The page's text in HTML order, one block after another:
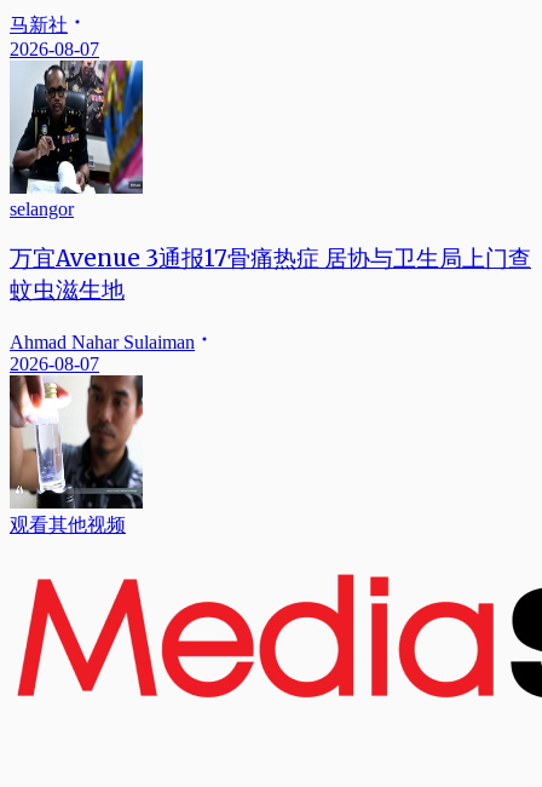
马新社
2026-08-07
selangor
万宜Avenue 3通报17骨痛热症 居协与卫生局上门查
蚊虫滋生地
Ahmad Nahar Sulaiman
2026-08-07
观看其他视频